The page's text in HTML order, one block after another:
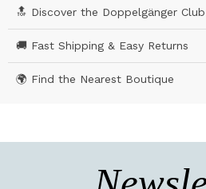
🔝 Discover the Doppelgänger Club
🚚 Fast Shipping & Easy Returns
🌍 Find the Nearest Boutique